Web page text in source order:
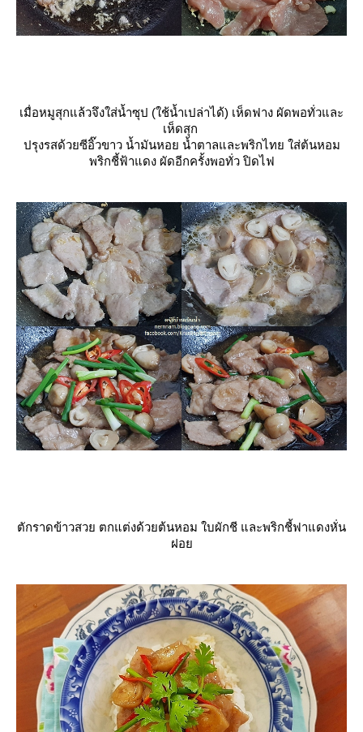
เมื่อหมูสุกแล้วจึงใส่น้ำซุป (ใช้น้ำเปล่าได้) เห็ดฟาง ผัดพอทั่วและ
เห็ดสุก
ปรุงรสด้วยซีอิ๊วขาว น้ำมันหอย น้ำตาลและพริกไทย ใส่ต้นหอม
พริกชี้ฟ้าแดง ผัดอีกครั้งพอทั่ว ปิดไฟ
ตักราดข้าวสวย ตกแต่งด้วยต้นหอม ใบผักชี และพริกชี้ฟาแดงหั่น
ฝอ